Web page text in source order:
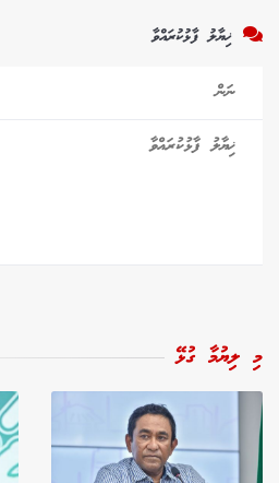
ޚިޔާލު ފާޅުކުރައްވާ
މި ލިޔުމާ ގުޅޭ